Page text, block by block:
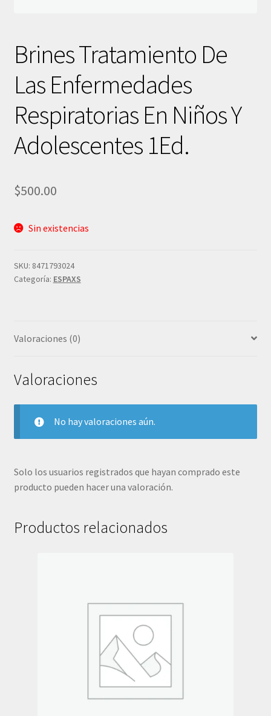
Brines Tratamiento De
Las Enfermedades
Respiratorias En Niños Y
Adolescentes 1Ed.
$500.00
Sin existencias
SKU: 8471793024
Categoría: ESPAXS
Valoraciones (0)
Valoraciones
No hay valoraciones aún.
Solo los usuarios registrados que hayan comprado este
producto pueden hacer una valoración.
Productos relacionados